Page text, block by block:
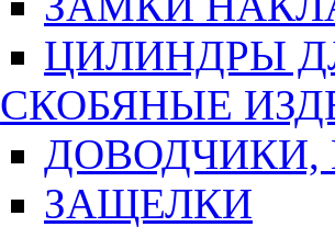
ЦИЛИНДРЫ
СКОБЯНЫЕ
ЗАЩЕЛКИ